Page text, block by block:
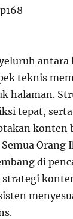
antara
teknis
halaman.
tepat,
konten
Orang
di